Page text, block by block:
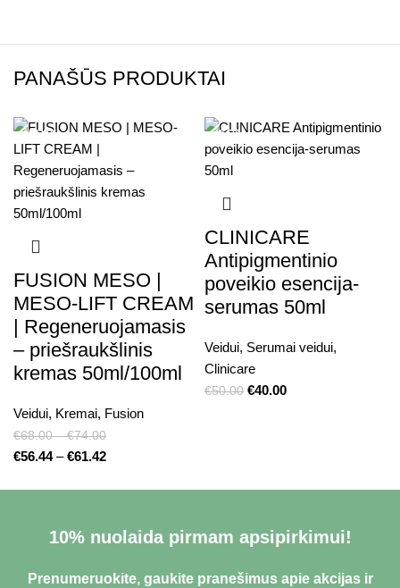
PANAŠŪS PRODUKTAI
AKCIJA
FUSION MESO |
MESO-LIFT CREAM
| Regeneruojamasis
– priešraukšlinis
kremas 50ml/100ml
Veidui, Kremai, Fusion
€68.00 – €74.00
€56.44 – €61.42
AKCIJA
CLINICARE
Antipigmentinio
poveikio esencija-
serumas 50ml
Veidui, Serumai veidui,
Clinicare
€50.00 €40.00
10% nuolaida pirmam apsipirkimui!
Prenumeruokite, gaukite pranešimus apie akcijas ir